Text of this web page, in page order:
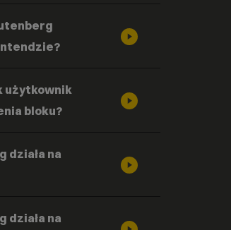
użytkownik
bloku?
działa na
działa na